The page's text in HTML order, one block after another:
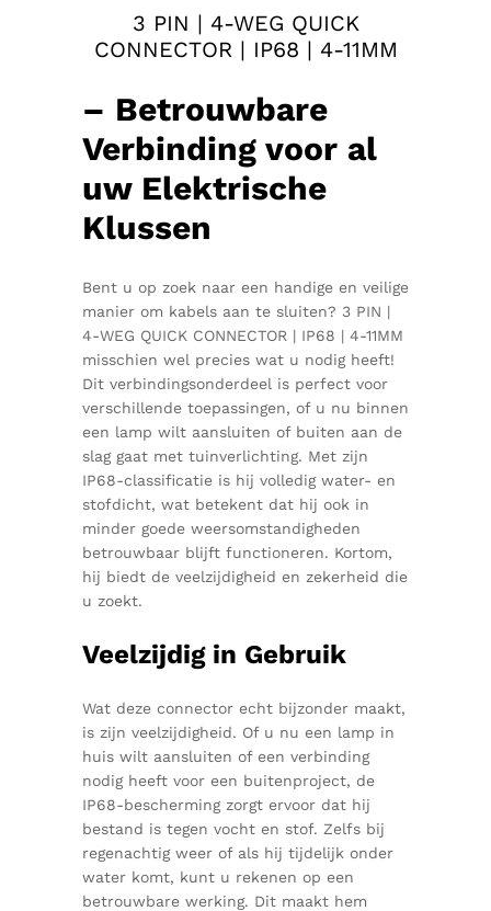
3 PIN | 4-WEG QUICK
CONNECTOR | IP68 | 4-11MM
– Betrouwbare
Verbinding voor al
uw Elektrische
Klussen
Bent u op zoek naar een handige en veilige
manier om kabels aan te sluiten? 3 PIN |
4-WEG QUICK CONNECTOR | IP68 | 4-11MM
misschien wel precies wat u nodig heeft!
Dit verbindingsonderdeel is perfect voor
verschillende toepassingen, of u nu binnen
een lamp wilt aansluiten of buiten aan de
slag gaat met tuinverlichting. Met zijn
IP68-classificatie is hij volledig water- en
stofdicht, wat betekent dat hij ook in
minder goede weersomstandigheden
betrouwbaar blijft functioneren. Kortom,
hij biedt de veelzijdigheid en zekerheid die
u zoekt.
Veelzijdig in Gebruik
Wat deze connector echt bijzonder maakt,
is zijn veelzijdigheid. Of u nu een lamp in
huis wilt aansluiten of een verbinding
nodig heeft voor een buitenproject, de
IP68-bescherming zorgt ervoor dat hij
bestand is tegen vocht en stof. Zelfs bij
regenachtig weer of als hij tijdelijk onder
water komt, kunt u rekenen op een
betrouwbare werking. Dit maakt hem